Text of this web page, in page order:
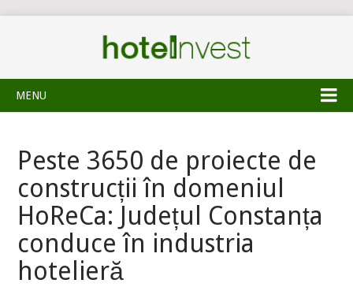
MENU
Peste 3650 de proiecte de
construcții în domeniul
HoReCa: Județul Constanța
conduce în industria
hotelieră